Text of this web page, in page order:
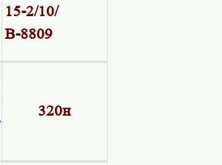
15-2/10/
В-8809
320н